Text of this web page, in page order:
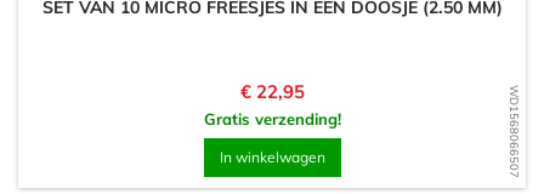
WD1568066507
SET VAN 10 MICRO FREESJES IN EEN DOOSJE (2.50 MM)
Prijs
€ 22,95
Gratis verzending!
In winkelwagen